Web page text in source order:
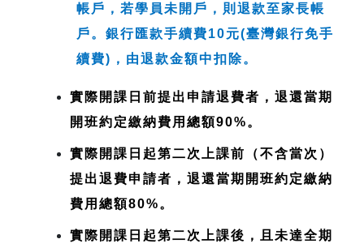
帳戶，若學員未開戶，則退款至家長帳
戶。銀行匯款手續費10元(臺灣銀行免手
續費)，由退款金額中扣除。
實際開課日前提出申請退費者，退還當期
開班約定繳納費用總額90%。
實際開課日起第二次上課前（不含當次）
提出退費申請者，退還當期開班約定繳納
費用總額80%。
實際開課日起第二次上課後，且未達全期